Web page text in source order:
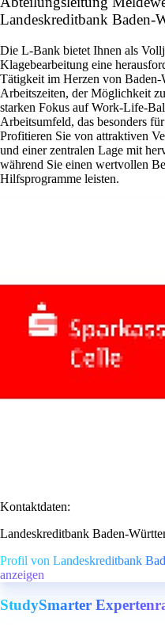
Landeskreditbank Baden-
Die L-Bank bietet Ihnen als
Klagebearbeitung eine
Tätigkeit im Herzen von
Arbeitszeiten, der Möglichkeit
starken Fokus auf Work-Life-
Arbeitsumfeld, das besonders
Profitieren Sie von attraktiven
und einer zentralen Lage mit
während Sie einen wertvollen
Hilfsprogramme leisten.
Kontaktdaten:
Landeskreditbank Baden-
Profil von Landeskreditbank
anzeigen
StudySmarter